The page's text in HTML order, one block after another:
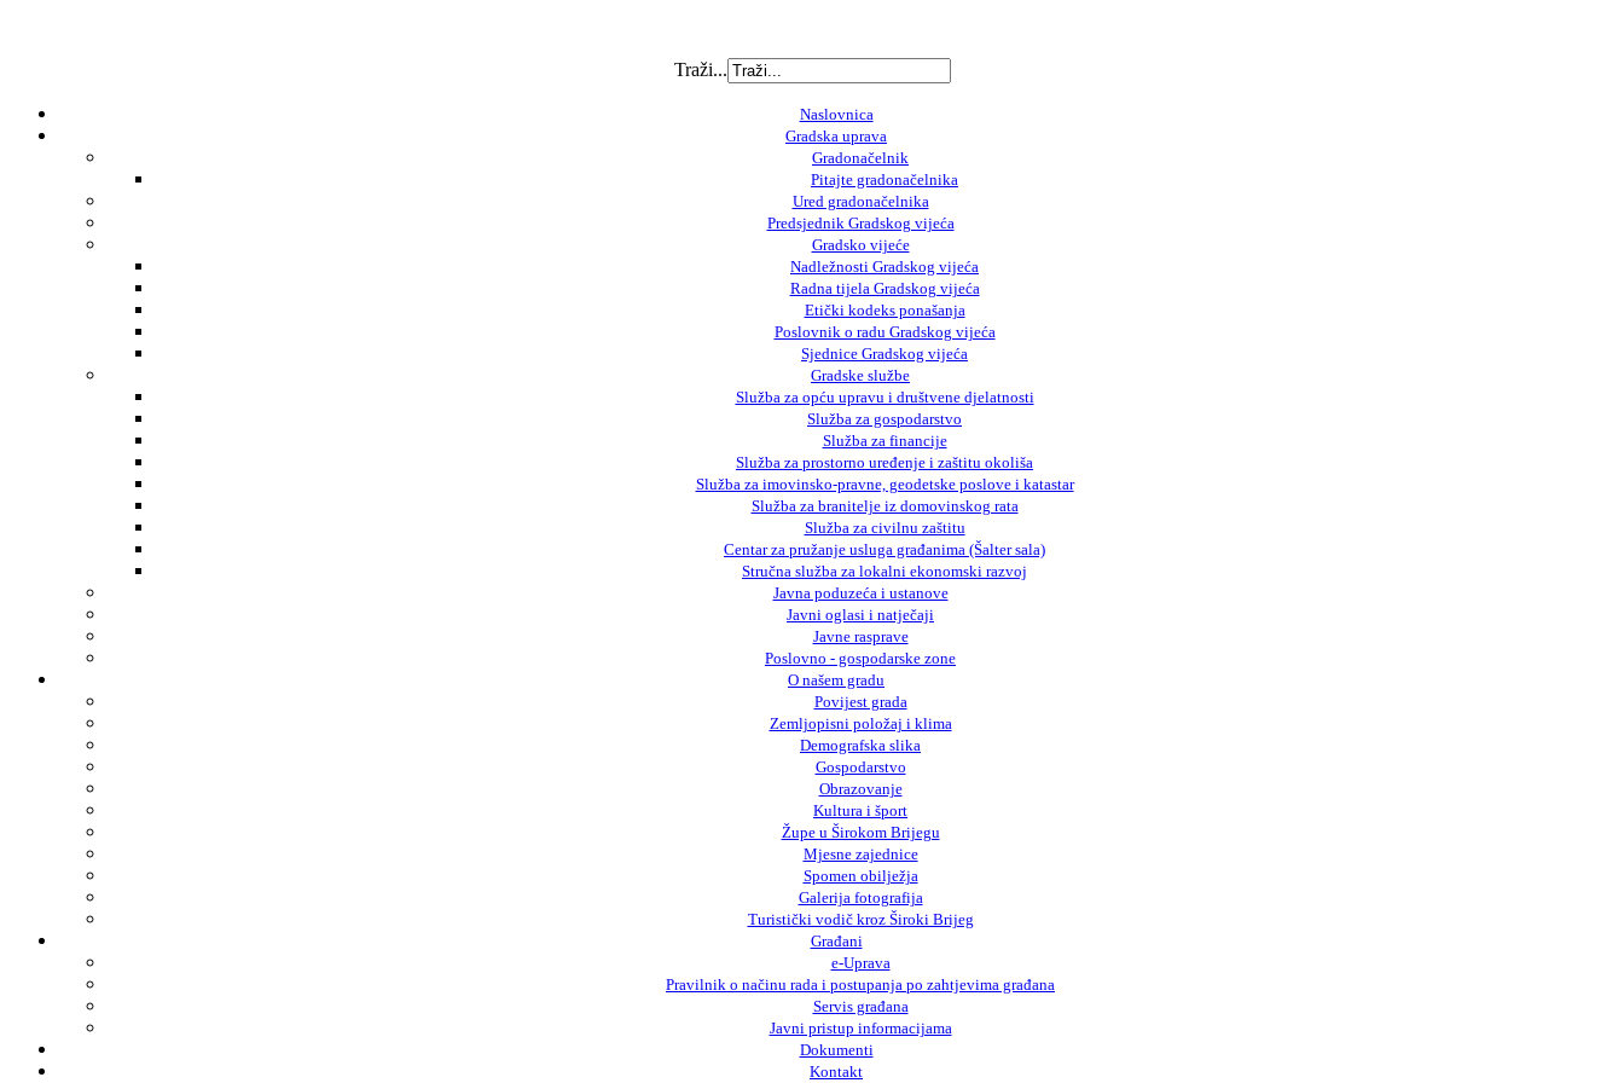
Traži...
Naslovnica
Gradska uprava
Gradonačelnik
Pitajte gradonačelnika
Ured gradonačelnika
Predsjednik Gradskog vijeća
Gradsko vijeće
Nadležnosti Gradskog vijeća
Radna tijela Gradskog vijeća
Etički kodeks ponašanja
Poslovnik o radu Gradskog vijeća
Sjednice Gradskog vijeća
Gradske službe
Služba za opću upravu i društvene djelatnosti
Služba za gospodarstvo
Služba za financije
Služba za prostorno uređenje i zaštitu okoliša
Služba za imovinsko-pravne, geodetske poslove i katastar
Služba za branitelje iz domovinskog rata
Služba za civilnu zaštitu
Centar za pružanje usluga građanima (Šalter sala)
Stručna služba za lokalni ekonomski razvoj
Javna poduzeća i ustanove
Javni oglasi i natječaji
Javne rasprave
Poslovno - gospodarske zone
O našem gradu
Povijest grada
Zemljopisni položaj i klima
Demografska slika
Gospodarstvo
Obrazovanje
Kultura i šport
Župe u Širokom Brijegu
Mjesne zajednice
Spomen obilježja
Galerija fotografija
Turistički vodič kroz Široki Brijeg
Građani
e-Uprava
Pravilnik o načinu rada i postupanja po zahtjevima građana
Servis građana
Javni pristup informacijama
Dokumenti
Kontakt